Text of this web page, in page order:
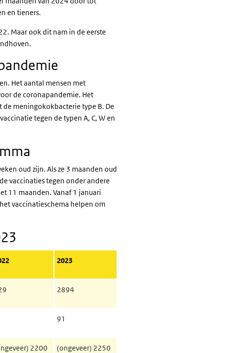
en tieners.
Maar ook dit nam in de eerste
Het aantal mensen met
de coronapandemie. Het
meningokokbacterie type B. De
tegen de typen A, C, W en
oud zijn. Als ze 3 maanden oud
vaccinaties tegen onder andere
11 maanden. Vanaf 1 januari
vaccinatieschema helpen om
2023
2894
91
2200 (ongeveer) 2250